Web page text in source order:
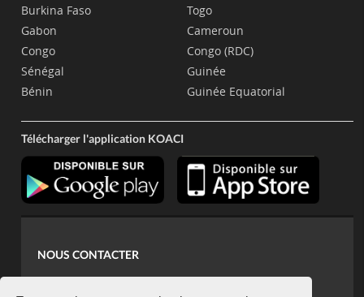
Burkina Faso
Gabon
Congo
Sénégal
Bénin
Togo
Cameroun
Congo (RDC)
Guinée
Guinée Equatorial
Télécharger l'application KOACI
NOUS CONTACTER